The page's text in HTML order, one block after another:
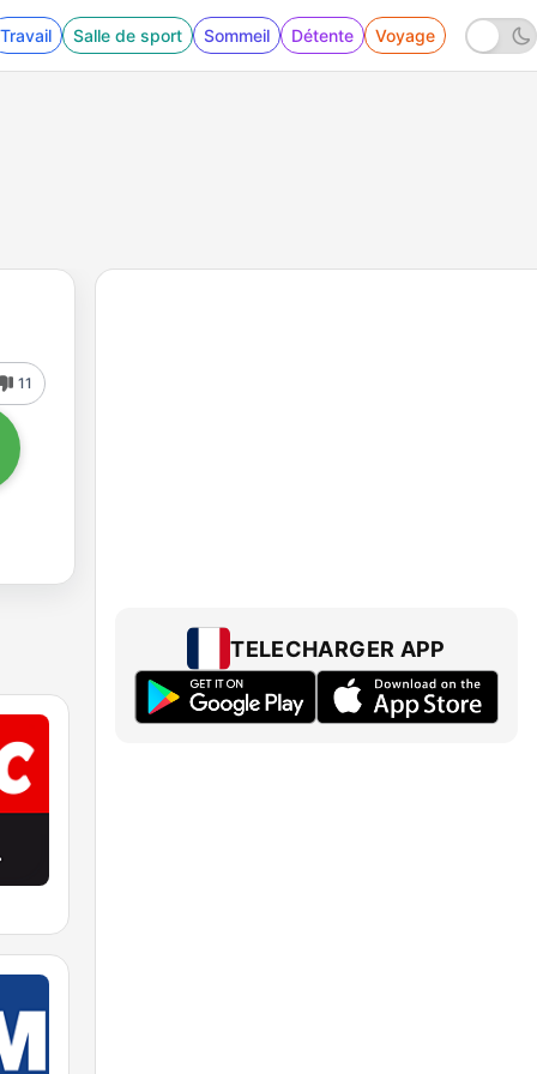
Travail Salle de sport Sommeil Détente Voyage
11
TELECHARGER APP